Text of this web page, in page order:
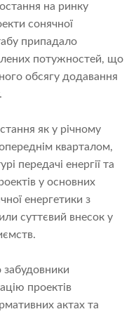
на ринку
сонячної
припадало
потужностей, що
обсягу додавання
як у річному
кварталом,
передачі енергії та
у основних
енергетики з
суттєвий внесок у
забудовники
проектів
актах та